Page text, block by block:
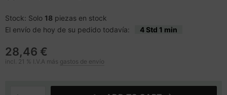
Stock: Solo 18 piezas en stock
El envío de hoy de su pedido todavía:
4 Std 1 min
28,46 €
incl. 21 % I.V.A más gastos de envío
Zubehör
de exhibición